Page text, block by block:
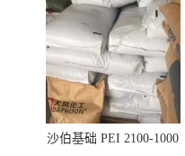
沙伯基础 PEI 2100-1000